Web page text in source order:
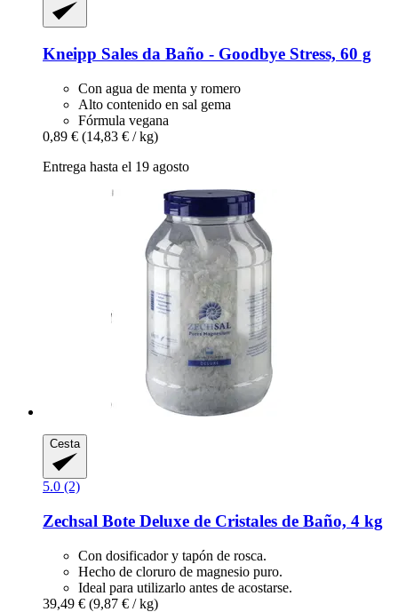
Kneipp Sales da Baño -​ Goodbye Stress, 60 g
Con agua de menta y romero
Alto contenido en sal gema
Fórmula vegana
0,89 € (14,83 € / kg)
Entrega hasta el 19 agosto
Cesta
5.0 (2)
Zechsal Bote Deluxe de Cristales de Baño, 4 kg
Con dosificador y tapón de rosca.
Hecho de cloruro de magnesio puro.
Ideal para utilizarlo antes de acostarse.
39,49 € (9,87 € / kg)